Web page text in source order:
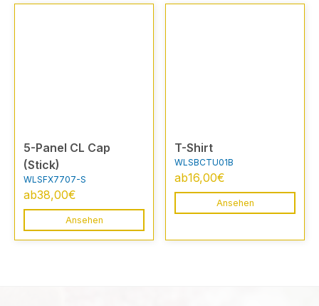
5-Panel CL Cap
(Stick)
WLSFX7707-S
ab38,00€
Ansehen
T-Shirt
WLSBCTU01B
ab16,00€
Ansehen